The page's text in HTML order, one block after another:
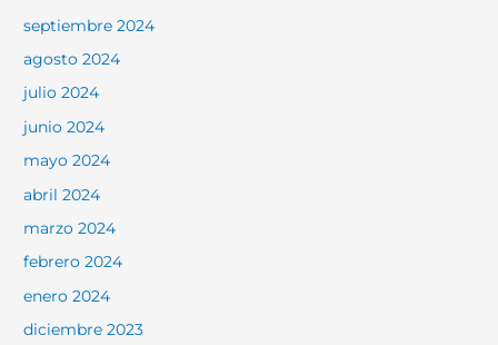
septiembre 2024
agosto 2024
julio 2024
junio 2024
mayo 2024
abril 2024
marzo 2024
febrero 2024
enero 2024
diciembre 2023